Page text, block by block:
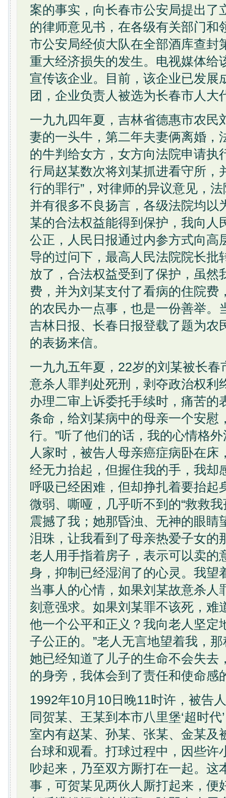
案的事实，向长春市公安局提出了
的律师意见书，在各级有关部门和
市公安局经侦大队在全部酒库查封
重大经济损失的发生。电视媒体给
宣传该企业。目前，该企业已发展
团，企业负责人被选为长春市人大
一九九四年夏，吉林省德惠市农民
妻的一头牛，第二年夫妻俩离婚，
的牛判给女方，女方向法院申请执
行局赵某数次将刘某抓进看守所，
行的罪行”，对律师的异议意见，
并有很多不良扬言，各级法院均以
某的合法权益能得到保护，我向人
公正，人民日报通过内参方式向高
导的过问下，最高人民法院院长批
放了，合法权益受到了保护，虽然
费，并为刘某支付了看病的住院费
的农民办一点事，也是一份善举。
吉林日报、长春日报登载了题为农
的表扬来信。
一九九五年夏，22岁的刘某被长春
意杀人罪判处死刑，剥夺政治权利
办理二审上诉委托手续时，痛苦的
条命，给刘某病中的母亲一个安慰
行。”听了他们的话，我的心情格
人家时，被告人母亲癌症病卧在床
经无力抬起，但握住我的手，我却
呼吸已经困难，但却挣扎着要抬起
微弱、嘶哑，几乎听不到的“救救
震撼了我；她那昏浊、无神的眼睛
泪珠，让我看到了母亲热爱子女的
老人用手指着房子，表示可以卖的
身，抑制已经湿润了的心灵。我望
当事人的心情，如果刘某故意杀人
刻意强求。如果刘某罪不该死，难
他一个公平和正义？我向老人坚定
子公正的。”老人无言地望着我，
她已经知道了儿子的生命不会失去
的身旁，我体会到了责任和使命感
1992年10月10日晚11时许，被告
同贺某、王某到本市八里堡‘超时
室内有赵某、孙某、张某、金某及
台球和观看。打球过程中，因些许
吵起来，乃至双方厮打在一起。这
事，可贺某见两伙人厮打起来，便